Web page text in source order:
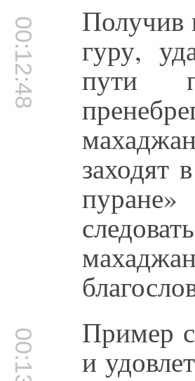
00:12:48 Получив
гуру,
пути
заходят
Пример
и